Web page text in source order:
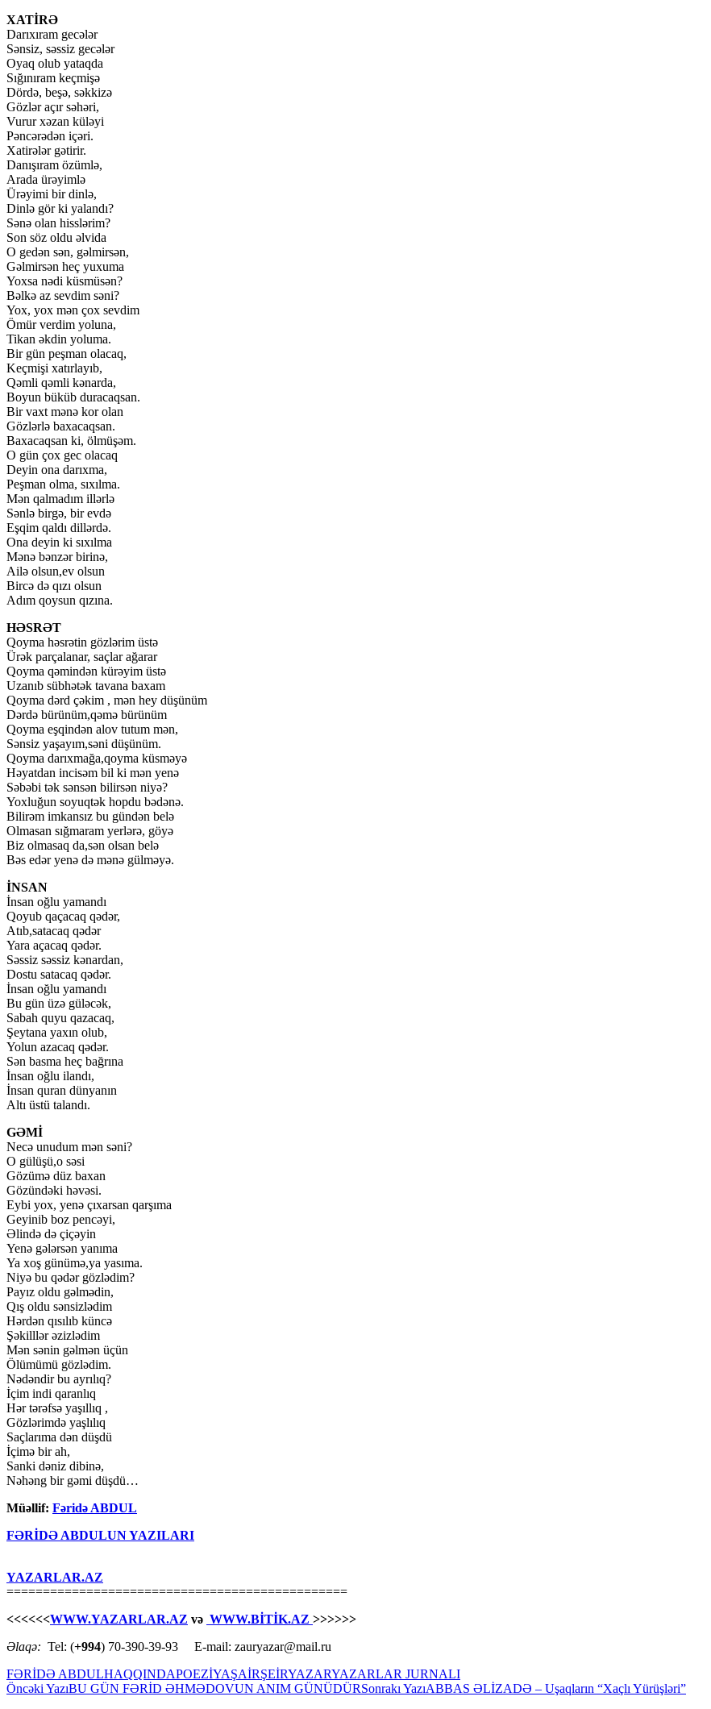
XATİRƏ
Darıxıram gecələr
Sənsiz, səssiz gecələr
Oyaq olub yataqda
Sığınıram keçmişə
Dördə, beşə, səkkizə
Gözlər açır səhəri,
Vurur xəzan küləyi
Pəncərədən içəri.
Xatirələr gətirir.
Danışıram özümlə,
Arada ürəyimlə
Ürəyimi bir dinlə,
Dinlə gör ki yalandı?
Sənə olan hisslərim?
Son söz oldu əlvida
O gedən sən, gəlmirsən,
Gəlmirsən heç yuxuma
Yoxsa nədi küsmüsən?
Bəlkə az sevdim səni?
Yox, yox mən çox sevdim
Ömür verdim yoluna,
Tikan əkdin yoluma.
Bir gün peşman olacaq,
Keçmişi xatırlayıb,
Qəmli qəmli kənarda,
Boyun büküb duracaqsan.
Bir vaxt mənə kor olan
Gözlərlə baxacaqsan.
Baxacaqsan ki, ölmüşəm.
O gün çox gec olacaq
Deyin ona darıxma,
Peşman olma, sıxılma.
Mən qalmadım illərlə
Sənlə birgə, bir evdə
Eşqim qaldı dillərdə.
Ona deyin ki sıxılma
Mənə bənzər birinə,
Ailə olsun,ev olsun
Bircə də qızı olsun
Adım qoysun qızına.
HƏSRƏT
Qoyma həsrətin gözlərim üstə
Ürək parçalanar, saçlar ağarar
Qoyma qəmindən kürəyim üstə
Uzanıb sübhətək tavana baxam
Qoyma dərd çəkim , mən hey düşünüm
Dərdə bürünüm,qəmə bürünüm
Qoyma eşqindən alov tutum mən,
Sənsiz yaşayım,səni düşünüm.
Qoyma darıxmağa,qoyma küsməyə
Həyatdan incisəm bil ki mən yenə
Səbəbi tək sənsən bilirsən niyə?
Yoxluğun soyuqtək hopdu bədənə.
Bilirəm imkansız bu gündən belə
Olmasan sığmaram yerlərə, göyə
Biz olmasaq da,sən olsan belə
Bəs edər yenə də mənə gülməyə.
İNSAN
İnsan oğlu yamandı
Qoyub qaçacaq qədər,
Atıb,satacaq qədər
Yara açacaq qədər.
Səssiz səssiz kənardan,
Dostu satacaq qədər.
İnsan oğlu yamandı
Bu gün üzə güləcək,
Sabah quyu qazacaq,
Şeytana yaxın olub,
Yolun azacaq qədər.
Sən basma heç bağrına
İnsan oğlu ilandı,
İnsan quran dünyanın
Altı üstü talandı.
GƏMİ
Necə unudum mən səni?
O gülüşü,o səsi
Gözümə düz baxan
Gözündəki həvəsi.
Eybi yox, yenə çıxarsan qarşıma
Geyinib boz pencəyi,
Əlində də çiçəyin
Yenə gələrsən yanıma
Ya xoş günümə,ya yasıma.
Niyə bu qədər gözlədim?
Payız oldu gəlmədin,
Qış oldu sənsizlədim
Hərdən qısılıb küncə
Şəkilllər əzizlədim
Mən sənin gəlmən üçün
Ölümümü gözlədim.
Nədəndir bu ayrılıq?
İçim indi qaranlıq
Hər tərəfsə yaşıllıq ,
Gözlərimdə yaşlılıq
Saçlarıma dən düşdü
İçimə bir ah,
Sanki dəniz dibinə,
Nəhəng bir gəmi düşdü…
Müəllif: Fəridə ABDUL
FƏRİDƏ ABDULUN YAZILARI
YAZARLAR.AZ
===============================================
<<<<<<WWW.YAZARLAR.AZ və WWW.BİTİK.AZ >>>>>>
Əlaqə: Tel: (+994) 70-390-39-93 E-mail: zauryazar@mail.ru
FƏRİDƏ ABDULHAQQINDAPOEZİYAŞAİRŞEİRYAZARYAZARLAR JURNALI
Yazılar
Öncəki YazıBU GÜN FƏRİD ƏHMƏDOVUN ANIM GÜNÜDÜRSonrakı YazıABBAS ƏLİZADƏ – Uşaqların “Xaçlı Yürüşləri”